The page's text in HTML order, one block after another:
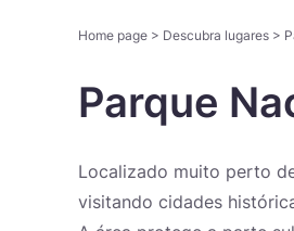
Home page > Descubra lugares >
Parque
Localizado muito perto
visitando cidades